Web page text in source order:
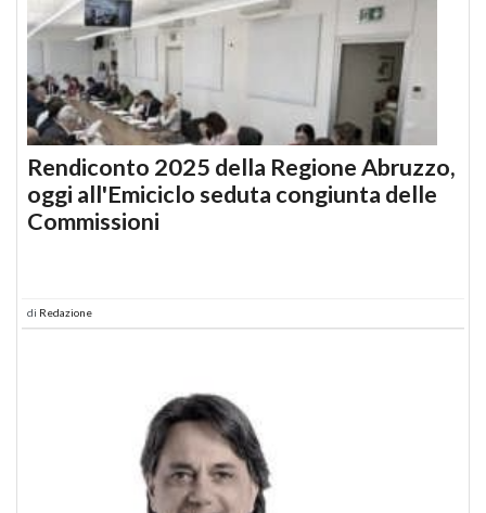
Rendiconto 2025 della Regione Abruzzo,
oggi all'Emiciclo seduta congiunta delle
Commissioni
di Redazione